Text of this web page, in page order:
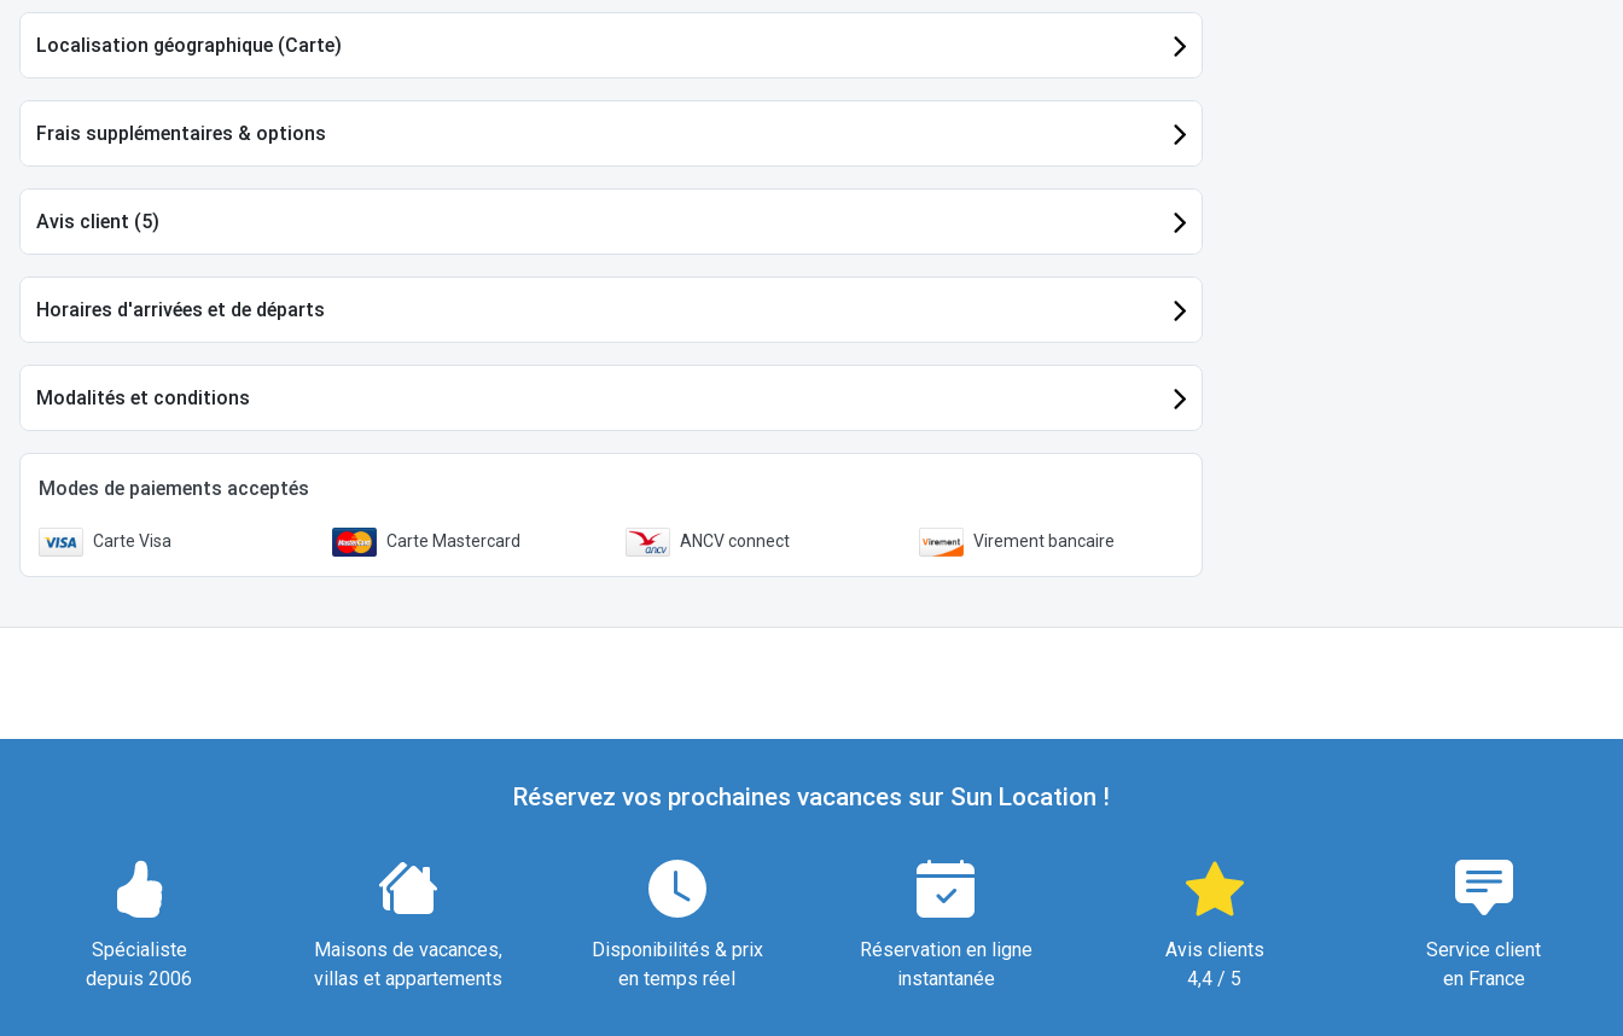
Localisation géographique (Carte)
Frais supplémentaires & options
Avis client (5)
Horaires d'arrivées et de départs
Modalités et conditions
Modes de paiements acceptés
Carte Visa Carte Mastercard ANCV connect Virement bancaire
Réservez vos prochaines vacances sur Sun Location !
Spécialiste
depuis 2006
Maisons de vacances,
villas et appartements
Disponibilités & prix
en temps réel
Réservation en ligne
instantanée
Avis clients
4,4 / 5
Service client
en France